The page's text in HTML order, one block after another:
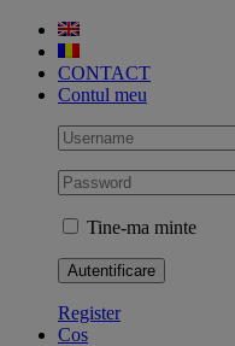
Skip
contentCONTACT
Contul meu
Tine-ma minte
Register
Cos